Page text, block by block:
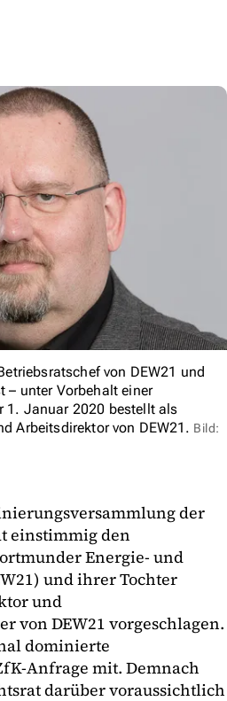
von DEW21 und
– unter Vorbehalt einer
1. Januar 2020 bestellt als
Arbeitsdirektor von DEW21. Bild:
der
einstimmig den
Energie- und
und ihrer Tochter
und
von DEW21 vorgeschlagen.
dominierte
Anfrage mit. Demnach
darüber voraussichtlich